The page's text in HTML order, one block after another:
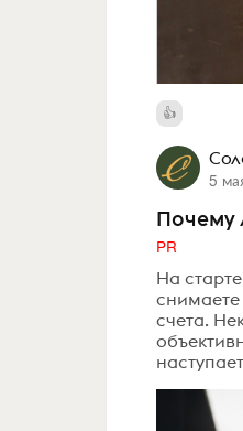
5
Почему
PR
На
снимаете
счета.